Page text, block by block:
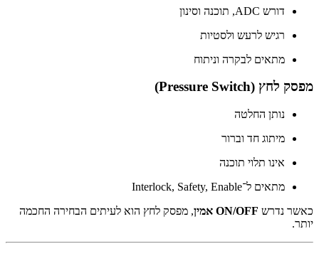
דורש ADC, תוכנה וסינון
רגיש לרעש ולסטיות
מתאים לבקרה וניתוח
מפסק לחץ (Pressure Switch)
נותן החלטה
מיתוג חד וברור
אינו תלוי תוכנה
מתאים ל־Interlock, Safety, Enable
כאשר נדרש ON/OFF אמין
, מפסק לחץ הוא לעיתים הבחירה החכמה
יותר.